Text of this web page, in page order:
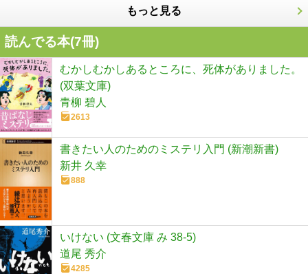
もっと見る
読んでる本(7冊)
むかしむかしあるところに、死体がありました。
(双葉文庫)
青柳 碧人
2613
書きたい人のためのミステリ入門 (新潮新書)
新井 久幸
888
いけない (文春文庫 み 38-5)
道尾 秀介
4285